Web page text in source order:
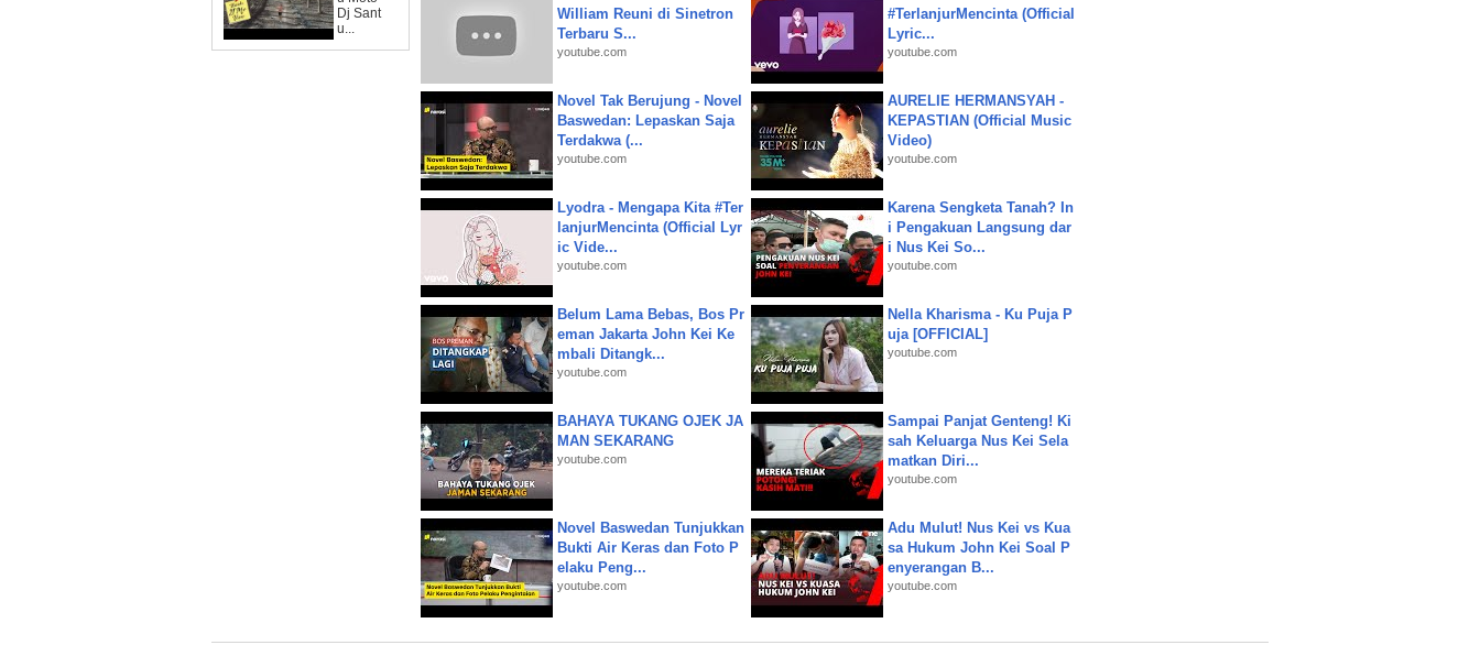
Dj Sant
u...
William Reuni di Sinetron
Terbaru S...
youtube.com
#TerlanjurMencinta (Official
Lyric...
youtube.com
Novel Tak Berujung - Novel
Baswedan: Lepaskan Saja
Terdakwa (...
youtube.com
AURELIE HERMANSYAH -
KEPASTIAN (Official Music
Video)
youtube.com
Lyodra - Mengapa Kita #Ter
lanjurMencinta (Official Lyr
ic Vide...
youtube.com
Karena Sengketa Tanah? In
i Pengakuan Langsung dar
i Nus Kei So...
youtube.com
Belum Lama Bebas, Bos Pr
eman Jakarta John Kei Ke
mbali Ditangk...
youtube.com
Nella Kharisma - Ku Puja P
uja [OFFICIAL]
youtube.com
BAHAYA TUKANG OJEK JA
MAN SEKARANG
youtube.com
Sampai Panjat Genteng! Ki
sah Keluarga Nus Kei Sela
matkan Diri...
youtube.com
Novel Baswedan Tunjukkan
Bukti Air Keras dan Foto P
elaku Peng...
youtube.com
Adu Mulut! Nus Kei vs Kua
sa Hukum John Kei Soal P
enyerangan B...
youtube.com